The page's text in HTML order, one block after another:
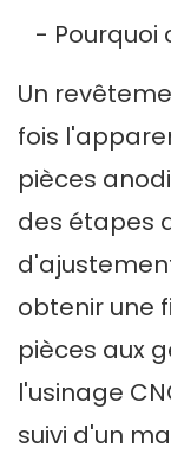
- Pourquoi
Un
fois
pièces
des étapes
obtenir une
pièces aux
l'usinage
suivi d'un